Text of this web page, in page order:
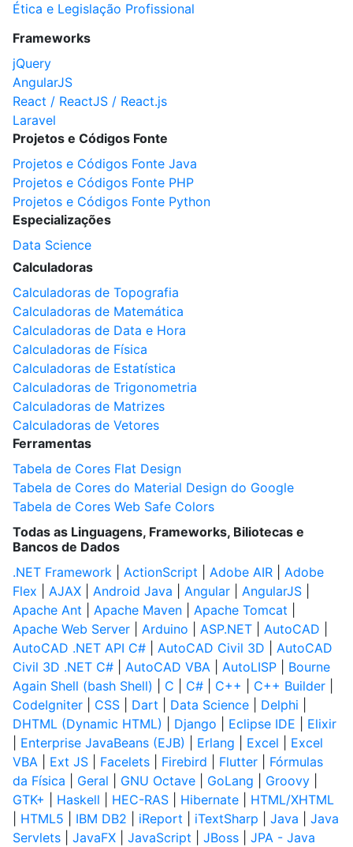
Ética e Legislação Profissional
Frameworks
jQuery
AngularJS
React / ReactJS / React.js
Laravel
Projetos e Códigos Fonte
Projetos e Códigos Fonte Java
Projetos e Códigos Fonte PHP
Projetos e Códigos Fonte Python
Especializações
Data Science
Calculadoras
Calculadoras de Topografia
Calculadoras de Matemática
Calculadoras de Data e Hora
Calculadoras de Física
Calculadoras de Estatística
Calculadoras de Trigonometria
Calculadoras de Matrizes
Calculadoras de Vetores
Ferramentas
Tabela de Cores Flat Design
Tabela de Cores do Material Design do Google
Tabela de Cores Web Safe Colors
Todas as Linguagens, Frameworks, Biliotecas e
Bancos de Dados
.NET Framework
ActionScript Adobe AIR
Adobe
Flex
AJAX Android Java Angular AngularJS
Apache Ant
Apache Maven Apache Tomcat
Apache Web Server
Arduino ASP.NET AutoCAD
AutoCAD .NET API C#
AutoCAD Civil 3D
AutoCAD
Civil 3D .NET C#
AutoCAD VBA AutoLISP
Bourne
Again Shell (bash Shell)
C C# C++ C++ Builder
CodeIgniter
CSS Dart Data Science Delphi
DHTML (Dynamic HTML)
Django Eclipse IDE
Elixir
Enterprise JavaBeans (EJB) Erlang Excel
Excel
VBA
Ext JS Facelets Firebird Flutter
Fórmulas
da Física
Geral GNU Octave GoLang Groovy
GTK+
Haskell HEC-RAS Hibernate
HTML/XHTML
HTML5 IBM DB2 iReport iTextSharp Java
Java
Servlets
JavaFX JavaScript JBoss JPA - Java